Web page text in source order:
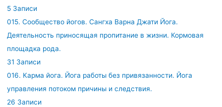
5 Записи
015. Сообщество йогов. Сангха Варна Джати Йога.
Деятельность приносящая пропитание в жизни. Кормовая
площадка рода.
31 Записи
016. Карма йога. Йога работы без привязанности. Йога
управления потоком причины и следствия.
26 Записи